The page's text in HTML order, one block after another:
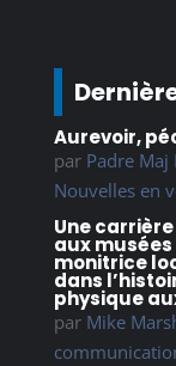
Aurevoir,
par Padre
Nouvelles en
Une
aux
monitrice
dans
physique
par Mike